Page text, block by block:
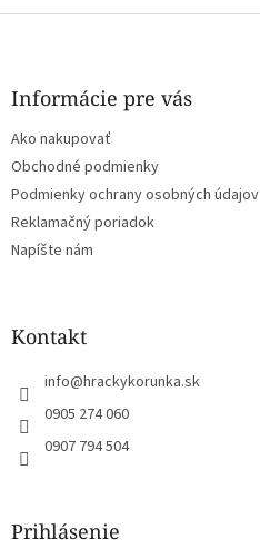
Z
Informácie pre vás
Ako nakupovať
Obchodné podmienky
Podmienky ochrany osobných údajov
Reklamačný poriadok
Napíšte nám
Kontakt
info@hrackykorunka.sk
0905 274 060
0907 794 504
Prihlásenie